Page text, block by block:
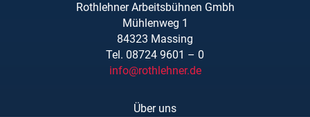
Rothlehner Arbeitsbühnen Gmbh
Mühlenweg 1
84323 Massing
Tel. 08724 9601 – 0
info@rothlehner.de
Über uns